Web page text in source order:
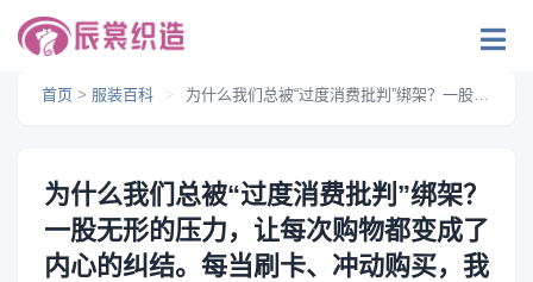
首页 > 服装百科 > 为什么我们总被“过度消费批判”绑架？一股无形的压力，让每次购物都变成了内心的纠结。每当刷卡、冲动购买，我们似乎都在默默遵循着一种“社会规则”，但这真的是我们想要
为什么我们总被“过度消费批判”绑架？
一股无形的压力，让每次购物都变成了
内心的纠结。每当刷卡、冲动购买，我